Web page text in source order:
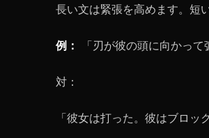
長い文は緊張を高めます。短
例： 「刃が彼の頭に向かっ
対：
「彼女は打った。彼はブロッ